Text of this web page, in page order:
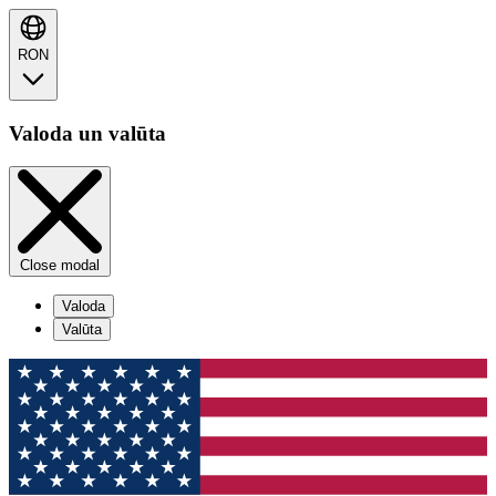
RON
Valoda un valūta
Close modal
Valoda
Valūta